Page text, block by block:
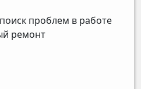
проблем в работе
ремонт